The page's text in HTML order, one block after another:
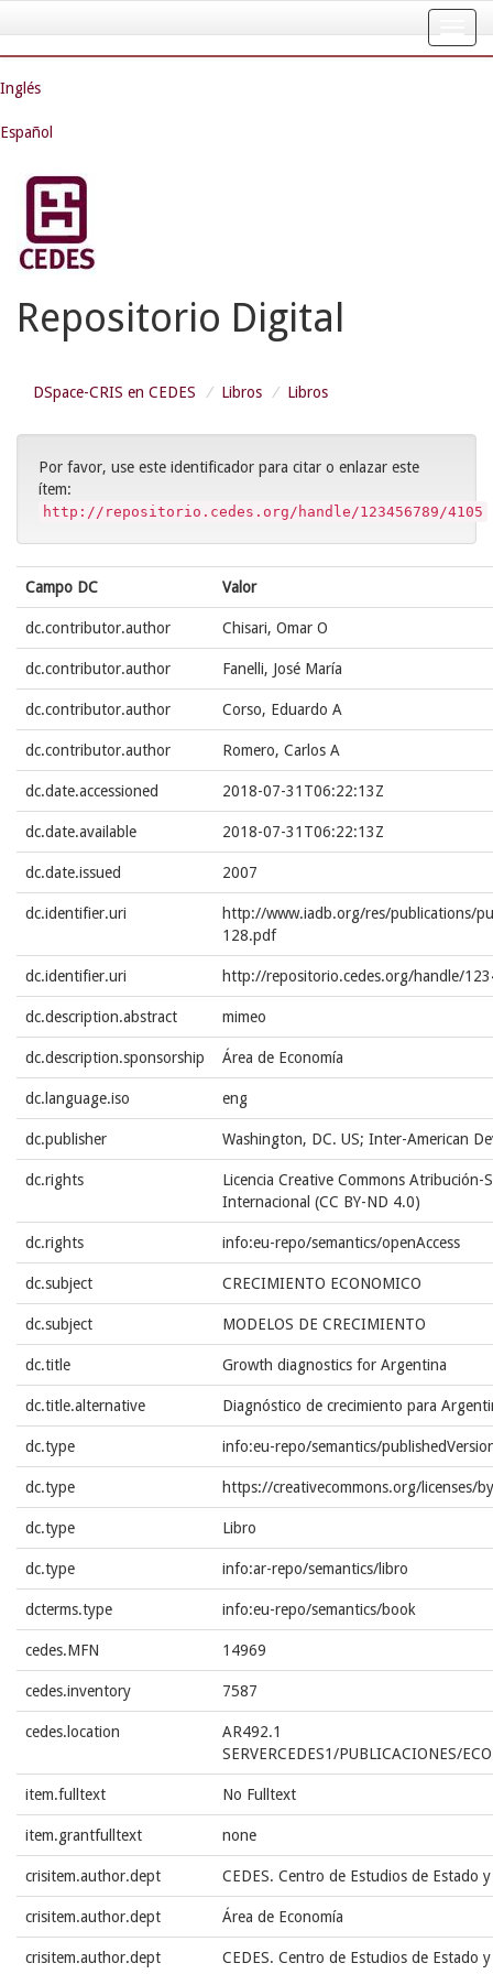
navigation
Inglés
Español
Repositorio Digital
DSpace-CRIS en CEDES Libros Libros
Por favor, use este identificador para citar o enlazar este
ítem:
http://repositorio.cedes.org/handle/123456789/4105
Campo DC Valor
dc.contributor.author Chisari, Omar O
dc.contributor.author Fanelli, José María
dc.contributor.author Corso, Eduardo A
dc.contributor.author Romero, Carlos A
dc.date.accessioned 2018-07-31T06:22:13Z
dc.date.available 2018-07-31T06:22:13Z
dc.date.issued 2007
dc.identifier.uri
http://www.iadb.org/res/publications/
128.pdf
dc.identifier.uri http://repositorio.cedes.org/handle/
dc.description.abstract mimeo
dc.description.sponsorship Área de Economía
dc.language.iso eng
dc.publisher Washington, DC. US; Inter-American
dc.rights
Licencia Creative Commons Atribución-
Internacional (CC BY-ND 4.0)
dc.rights info:eu-repo/semantics/openAccess
dc.subject CRECIMIENTO ECONOMICO
dc.subject MODELOS DE CRECIMIENTO
dc.title Growth diagnostics for Argentina
dc.title.alternative Diagnóstico de crecimiento para
dc.type info:eu-repo/semantics/
dc.type https://creativecommons.org/licenses/
dc.type Libro
dc.type info:ar-repo/semantics/libro
dcterms.type info:eu-repo/semantics/book
cedes.MFN 14969
cedes.inventory 7587
cedes.location
AR492.1
SERVERCEDES1/PUBLICACIONES/
item.fulltext No Fulltext
item.grantfulltext none
crisitem.author.dept CEDES. Centro de Estudios de Estado
crisitem.author.dept Área de Economía
crisitem.author.dept CEDES. Centro de Estudios de Estado